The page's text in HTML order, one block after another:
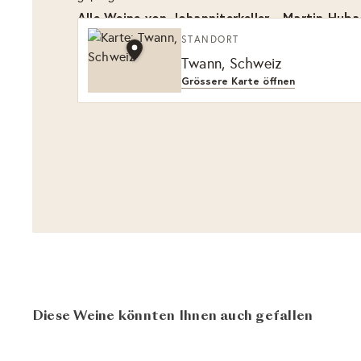
Alle Weine von Johanniterkeller - Martin
STANDORT
Twann, Schweiz
Grössere Karte öffnen
Diese Weine könnten Ihnen auch gefallen